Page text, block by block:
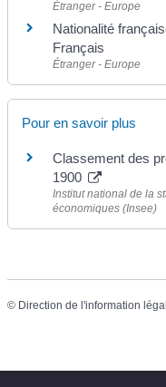
Étranger - Europe
Nationalité
Français
Étranger - Europe
Pour en savoir plus
Classement des
1900
Institut national de la
économiques (Insee)
© Direction de l'information